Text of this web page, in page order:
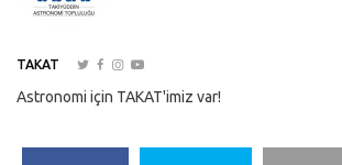
TAKAT
Astronomi için TAKAT'imiz var!